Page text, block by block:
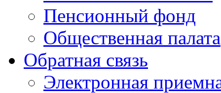
Пенсионный фонд
Общественная палата
Обратная связь
Электронная